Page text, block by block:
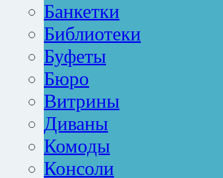
Банкетки
Библиотеки
Буфеты
Бюро
Витрины
Диваны
Комоды
Консоли